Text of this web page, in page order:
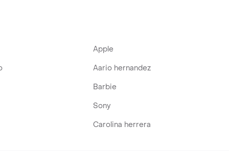
Apple
Aario hernandez
Barbie
Sony
Carolina herrera